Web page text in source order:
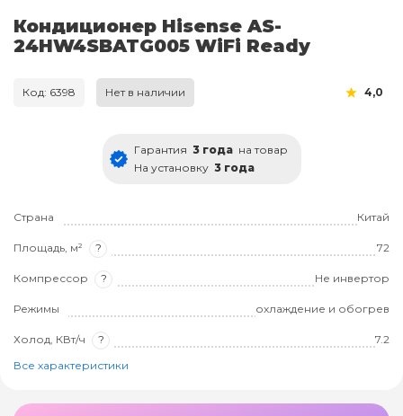
Кондиционер Hisense AS-
24HW4SBATG005 WiFi Ready
Код: 6398 Нет в наличии 4,0
Гарантия 3 года на товар
На установку 3 года
Страна Китай
Площадь, м² ? 72
Компрессор ? Не инвертор
Режимы охлаждение и обогрев
Холод, КВт/ч ?
7.2
Все характеристики